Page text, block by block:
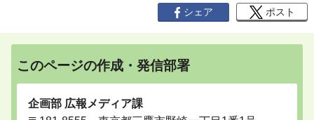
シェア ポスト
このページの作成・発信部署
企画部 広報メディア課